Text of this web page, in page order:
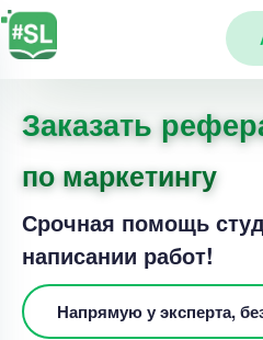
Заказать
по маркетингу
Срочная помощь
написании работ!
Напрямую у эксперта,